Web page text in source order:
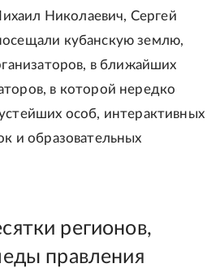
Николаевич, Сергей
кубанскую землю,
в ближайших
в которой нередко
особ, интерактивных
и образовательных
регионов,
правления